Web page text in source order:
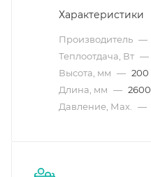
Характеристики
Производитель —
Теплоотдача, Вт —
Высота, мм — 200
Длина, мм — 2600
Давление, Мах.
—